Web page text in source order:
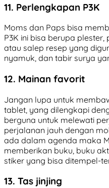
11. Perlengkapan P3K
Moms dan Paps bisa
P3K ini bisa berupa
atau salep resep yang
nyamuk, dan tabir surya
12. Mainan favorit
Jangan lupa untuk
tablet, yang dilengkapi
berguna untuk melewati
perjalanan jauh dengan
ada dalam agenda maka
memberikan buku, buku
stiker yang bisa ditempel-
13. Tas jinjing